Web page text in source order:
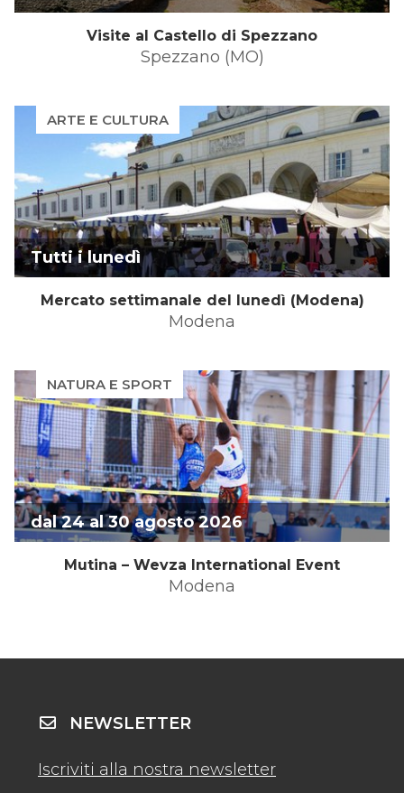
Visite al Castello di Spezzano
Spezzano (MO)
ARTE E CULTURA
Tutti i lunedì
Mercato settimanale del lunedì (Modena)
Modena
NATURA E SPORT
dal 24 al 30 agosto 2026
Mutina – Wevza International Event
Modena
NEWSLETTER
Iscriviti alla nostra newsletter